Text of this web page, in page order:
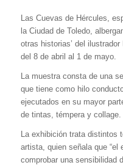
Las Cuevas de Hércules,
la Ciudad de Toledo,
otras historias’ del
del 8 de abril al 1 de mayo.
La muestra consta de una
que tiene como hilo
ejecutados en su mayor
de tintas, témpera y collage.
La exhibición trata distintos
artista, quien señala que “el
comprobar una sensibilidad